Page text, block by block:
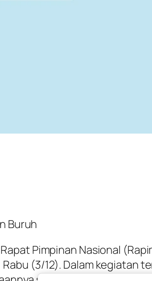
Buruh
Pimpinan Nasional
(3/12). Dalam kegiatan